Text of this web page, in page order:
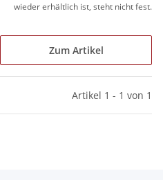
wieder erhältlich ist, steht nicht fest.
Zum Artikel
Artikel 1 - 1 von 1